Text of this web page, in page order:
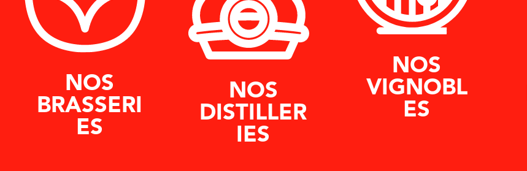
NOS
BRASSERI
ES
NOS
DISTILLER
IES
NOS
VIGNOBL
ES